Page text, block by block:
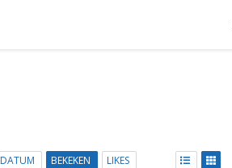
DATUM BEKEKEN LIKES